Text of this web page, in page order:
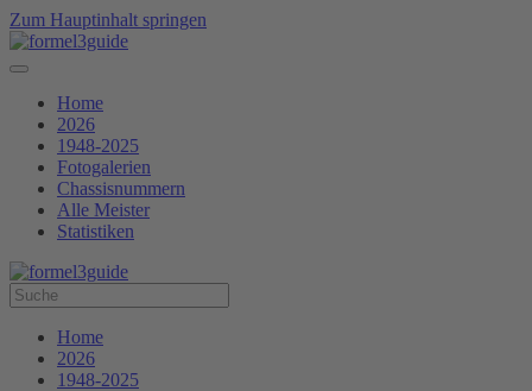
Zum Hauptinhalt springen
Home
2026
1948-2025
Fotogalerien
Chassisnummern
Alle Meister
Statistiken
Home
2026
1948-2025